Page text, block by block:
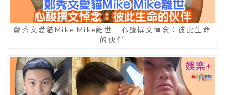
鄭秀文愛貓Mike Mike離世 心酸撰文悼念：彼此生命
的伙伴